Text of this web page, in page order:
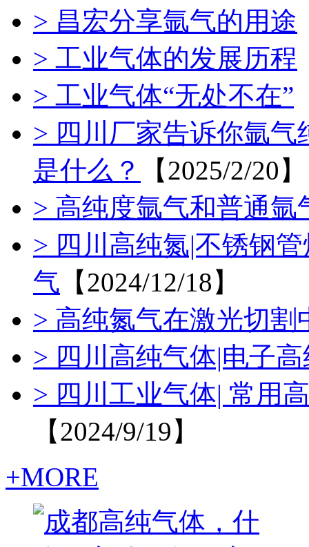
> 昌宏分享氩气的用途
> 工业气体的发展历程
> 工业气体“无处不在”
> 四川厂家告诉你氩气
是什么？
【2025/2/20】
> 高纯度氩气和普通氩
> 四川高纯氮|不锈钢
气 【2024/12/18】
> 高纯氮气在激光切割
> 四川高纯气体|电子
> 四川工业气体| 常用
【2024/9/19】
+MORE